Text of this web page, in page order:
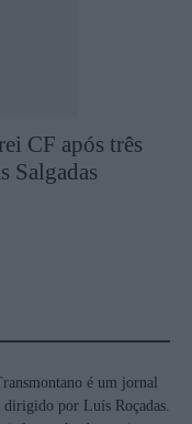
CF após três
Salgadas
é um jornal
por Luís Roçadas.